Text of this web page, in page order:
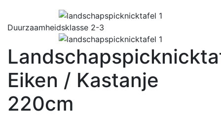
Duurzaamheidsklasse 2-3
Eiken / Kastanje
220cm